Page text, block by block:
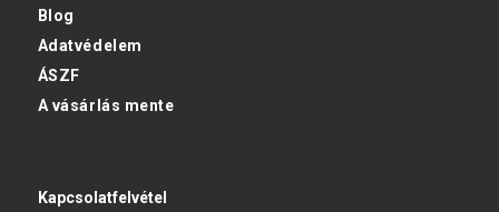
Blog
Adatvédelem
ÁSZF
A vásárlás mente
Kapcsolatfelvétel